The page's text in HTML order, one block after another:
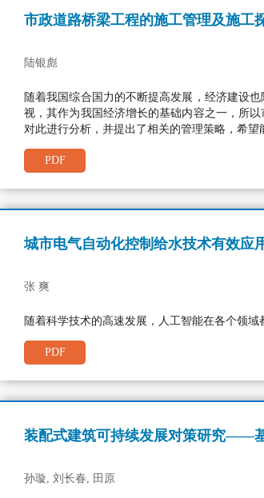
市政道路桥梁工程的施工管理及施工
陆银彪
随着我国综合国力的不断提高发展，经济建设
视，其作为我国经济增长的基础内容之一，所
对此进行分析，并提出了相关的管理策略，希望
PDF
城市电气自动化控制给水技术有效应
张 爽
随着科学技术的高速发展，人工智能在各个领
PDF
装配式建筑可持续发展对策研究——
孙璇, 刘长春, 田原